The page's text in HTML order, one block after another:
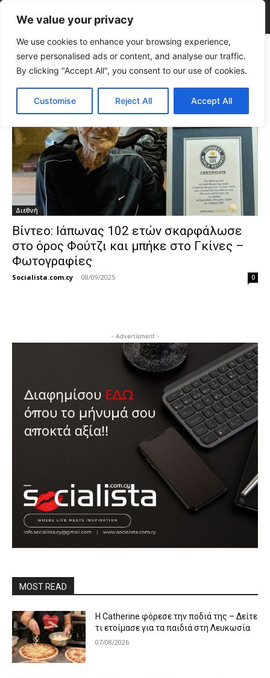
We value your privacy
We use cookies to enhance your browsing experience,
serve personalised ads or content, and analyse our traffic.
By clicking "Accept All", you consent to our use of cookies.
Customise Reject All Accept All
Tags ηλικιωμένοι
Tag:ηλικιωμένοι
Διεθνή
Βίντεο: Ιάπωνας 102 ετών σκαρφάλωσε
στο όρος Φούτζι και μπήκε στο Γκίνες –
Φωτογραφίες
Socialista.com.cy - 08/09/2025 0
- Advertisment -
MOST READ
Η Catherine φόρεσε την ποδιά της – Δείτε
τι ετοίμασε για τα παιδιά στη Λευκωσία
07/08/2026